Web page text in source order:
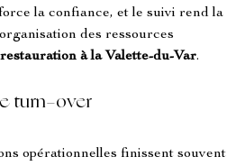
la confiance, et le suivi rend la
des ressources
à la Valette-du-Var.
turn-over
opérationnelles finissent souvent